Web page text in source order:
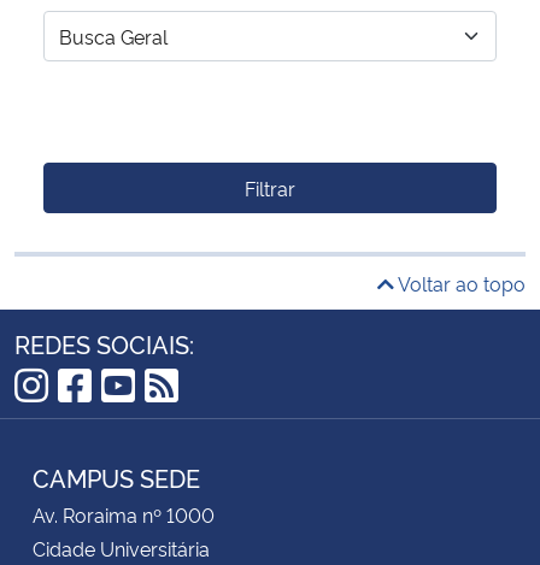
Filtrar
Voltar ao topo
REDES SOCIAIS:
Instagram
Facebook
YouTube
RSS
CAMPUS SEDE
Av. Roraima nº 1000
Cidade Universitária